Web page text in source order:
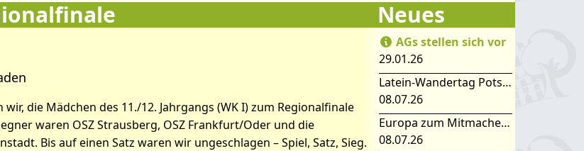
die Mädchen des 11./12. Jahrgangs (WK I) zum Regionalfinale
waren OSZ Strausberg, OSZ Frankfurt/Oder und die
Bis auf einen Satz waren wir ungeschlagen – Spiel, Satz, Sieg.
Regionalfinale
Neues
AGs stellen sich vor
29.01.26
Latein-Wandertag Potsdam
08.07.26
Europa zum Mitmachen – SIMEP 2026 in Stubice
08.07.26